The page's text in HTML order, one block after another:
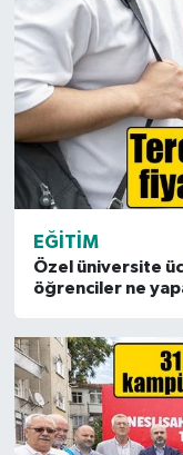
EĞITIM
Özel üniversite
öğrenciler ne